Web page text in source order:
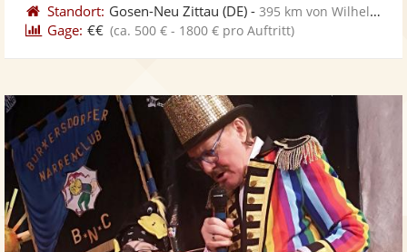
Standort: Gosen-Neu Zittau (DE) -395 km von Wilhelmshaven
Gage: €€ (ca. 500 € - 1800 € pro Auftritt)